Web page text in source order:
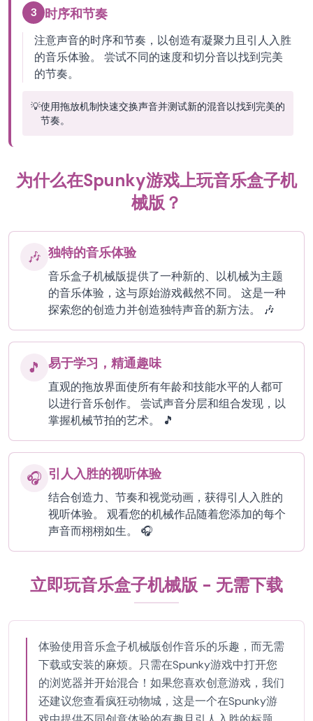
3 时序和节奏
注意声音的时序和节奏，以创造有凝聚力且引人入胜
的音乐体验。 尝试不同的速度和切分音以找到完美
的节奏。
💡使用拖放机制快速交换声音并测试新的混音以找到完美的
节奏。
为什么在Spunky游戏上玩音乐盒子机
械版？
🎶 独特的音乐体验
音乐盒子机械版提供了一种新的、以机械为主题
的音乐体验，这与原始游戏截然不同。 这是一种
探索您的创造力并创造独特声音的新方法。 🎶
🎵 易于学习，精通趣味
直观的拖放界面使所有年龄和技能水平的人都可
以进行音乐创作。 尝试声音分层和组合发现，以
掌握机械节拍的艺术。 🎵
🎧 引人入胜的视听体验
结合创造力、节奏和视觉动画，获得引人入胜的
视听体验。 观看您的机械作品随着您添加的每个
声音而栩栩如生。 🎧
立即玩音乐盒子机械版 - 无需下载
体验使用音乐盒子机械版创作音乐的乐趣，而无需
下载或安装的麻烦。只需在Spunky游戏中打开您
的浏览器并开始混合！如果您喜欢创意游戏，我们
还建议您查看疯狂动物城，这是一个在Spunky游